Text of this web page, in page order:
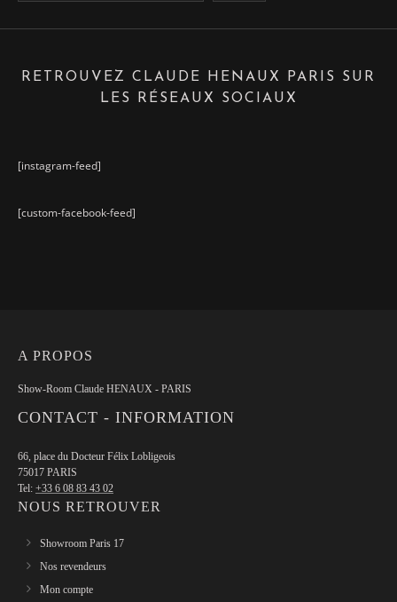
RETROUVEZ CLAUDE HENAUX PARIS SUR
LES RÉSEAUX SOCIAUX
[instagram-feed]
[custom-facebook-feed]
A PROPOS
Show-Room Claude HENAUX - PARIS
CONTACT - INFORMATION
66, place du Docteur Félix Lobligeois
75017 PARIS
Tel: +33 6 08 83 43 02
NOUS RETROUVER
Showroom Paris 17
Nos revendeurs
Mon compte